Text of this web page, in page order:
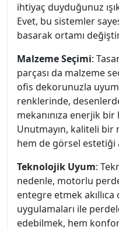
ihtiyaç duyduğunuz
Evet, bu sistemler
basarak ortamı
Malzeme Seçimi:
parçası da malzeme
ofis dekorunuzla
renklerinde,
mekanınıza enerjik
Unutmayın, kaliteli
hem de görsel estetiği
Teknolojik Uyum:
nedenle, motorlu
entegre etmek
uygulamaları ile
edebilmek, hem